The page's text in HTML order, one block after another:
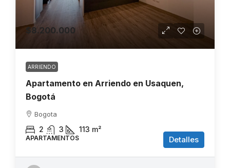
$8.200.000
ARRIENDO
Apartamento en Arriendo en Usaquen,
Bogotá
Bogota
2 3 113 m²
APARTAMENTOS Detalles